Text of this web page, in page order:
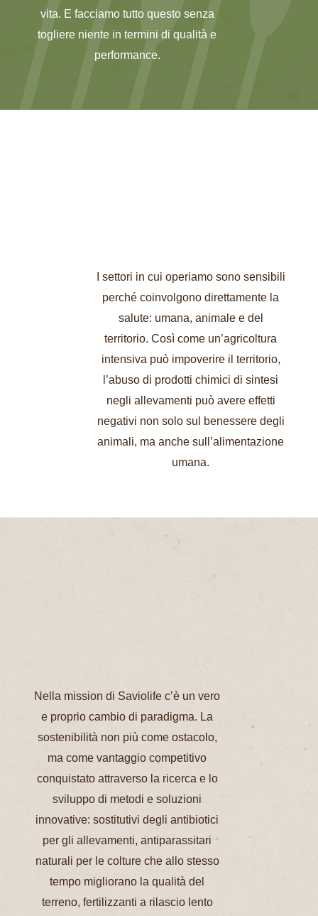
vita. E facciamo tutto questo senza
togliere niente in termini di qualità e
performance.
I settori in cui operiamo sono sensibili
perché coinvolgono direttamente la
salute: umana, animale e del
territorio. Così come un’agricoltura
intensiva può impoverire il territorio,
l’abuso di prodotti chimici di sintesi
negli allevamenti può avere effetti
negativi non solo sul benessere degli
animali, ma anche sull’alimentazione
umana.
Nella mission di Saviolife c’è un vero
e proprio cambio di paradigma. La
sostenibilità non più come ostacolo,
ma come vantaggio competitivo
conquistato attraverso la ricerca e lo
sviluppo di metodi e soluzioni
innovative: sostitutivi degli antibiotici
per gli allevamenti, antiparassitari
naturali per le colture che allo stesso
tempo migliorano la qualità del
terreno, fertilizzanti a rilascio lento